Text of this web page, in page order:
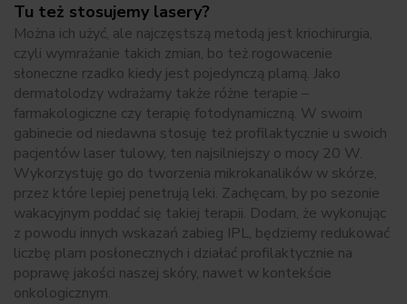
Tu też stosujemy lasery?
Można ich użyć, ale najczęstszą metodą jest kriochirurgia,
czyli wymrażanie takich zmian, bo też rogowacenie
słoneczne rzadko kiedy jest pojedynczą plamą. Jako
dermatolodzy wdrażamy także różne terapie –
farmakologiczne czy terapię fotodynamiczną. W swoim
gabinecie od niedawna stosuję też profilaktycznie u swoich
pacjentów laser tulowy, ten najsilniejszy o mocy 20 W.
Wykorzystuję go do tworzenia mikrokanalików w skórze,
przez które lepiej penetrują leki. Zachęcam, by po sezonie
wakacyjnym poddać się takiej terapii. Dodam, że wykonując
z powodu innych wskazań zabieg IPL, będziemy redukować
liczbę plam posłonecznych i działać profilaktycznie na
poprawę jakości naszej skóry, nawet w kontekście
onkologicznym.